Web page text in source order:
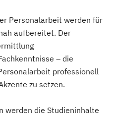
Personalarbeit werden für
aufbereitet. Der
– die
professionell
zu setzen.
werden die Studieninhalte